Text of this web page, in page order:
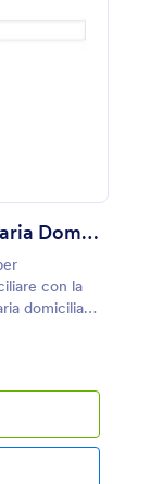
Checklist Di Assistenza Sanitaria Domiciliare
con la
domiciliare
cooperative